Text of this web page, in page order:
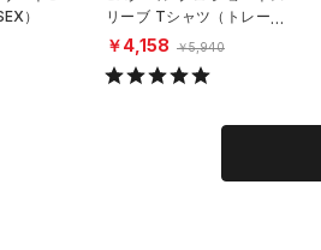
）
リーブ Tシャツ（トレーニ
ング/MEN）
￥4,158 ￥5,940